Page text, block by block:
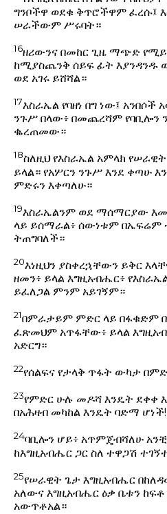
ግንቦችዋ ወደቁ ቅጥሮችዋም ፈረሱ፤
ሠራችውም ሥሩባት።
16ዘሪውንና በመከር ጊዜ ማጭድ
ከሚያስጨንቅ ሰይፍ ፊት እያንዳንዱ
ወደ አገሩ ይሸሻል።
17እስራኤል የባዘነ በግ ነው፤
ንጉሥ በላው፥ በመጨረሻም የባቢሎን
ቈረጠመው።
18ስለዚህ የእስራኤል አምላክ
ይላል። የአሦርን ንጉሥ እንደ ቀጣሁ
ምድሩን እቀጣለሁ።
19እስራኤልንም ወደ ማሰማርያው
ላይ ይሰማራል፥ ሰውነቱም በኤፍሬም
ትጠግባለች።
20እነዚህን ያስቀረኋቸውን ይቅር
ዘመን፥ ይላል እግዚአብሔር፥
ይፈለጋል ምንም አይገኝም።
21በምራታይም ምድር ላይ በፋቁድም
ፈጽመህም አጥፋቸው፥ ይላል
አድርግ።
22የሰልፍና የታላቅ ጥፋት ውካታ
23የምድር ሁሉ መዶሻ እንዴት ደቀቀ
በአሕዛብ መካከል እንዴት ባድማ ሆነች!
24ባቢሎን ሆይ፥ አጥምጄብሻለሁ
ከእግዚአብሔር ጋር ስለ ተዋጋሽ
25የሠራዊት ጌታ እግዚአብሔር
አለውና እግዚአብሔር ዕቃ ቤቱን
አውጥቶአል።